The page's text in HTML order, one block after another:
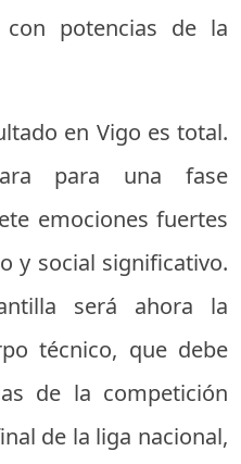
potencias de la
en Vigo es total.
para una fase
emociones fuertes
y social significativo.
será ahora la
técnico, que debe
de la competición
de la liga nacional,